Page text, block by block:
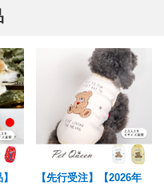
【先行受注】【2026年